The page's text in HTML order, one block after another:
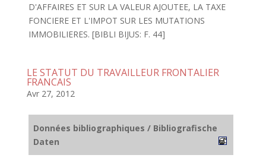
D'AFFAIRES ET SUR LA VALEUR AJOUTEE, LA TAXE
FONCIERE ET L'IMPOT SUR LES MUTATIONS
IMMOBILIERES. [BIBLI BIJUS: F. 44]
LE STATUT DU TRAVAILLEUR FRONTALIER
FRANCAIS
Avr 27, 2012
Données bibliographiques / Bibliografische
Daten